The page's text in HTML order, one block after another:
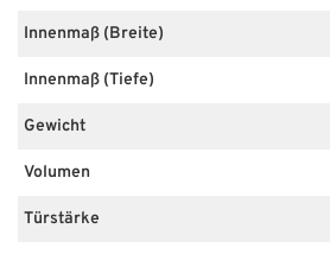
Innenmaß (Breite)
Innenmaß (Tiefe)
Gewicht
Volumen
Türstärke